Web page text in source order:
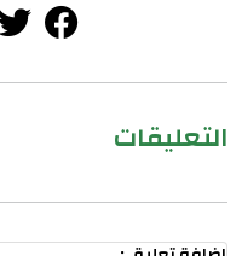
التعليقات